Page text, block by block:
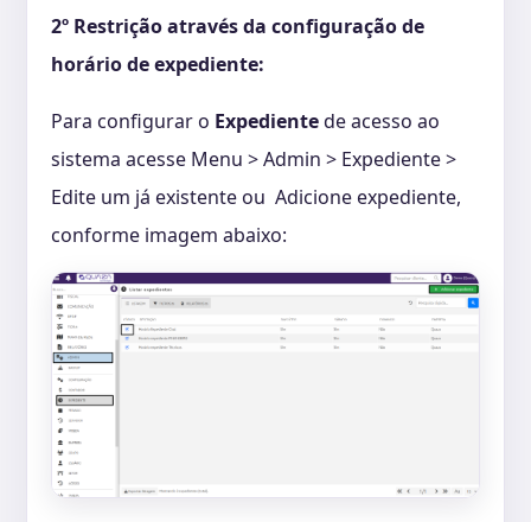
2º Restrição através da configuração de
horário de expediente:
Para configurar o Expedientede acesso ao
sistema acesse Menu > Admin > Expediente >
Edite um já existente ou Adicione expediente,
conforme imagem abaixo: